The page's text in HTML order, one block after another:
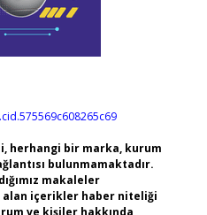
herhangi bir marka, kurum
bulunmamaktadır.
makaleler
alan içerikler haber niteliği
ve kişiler hakkında